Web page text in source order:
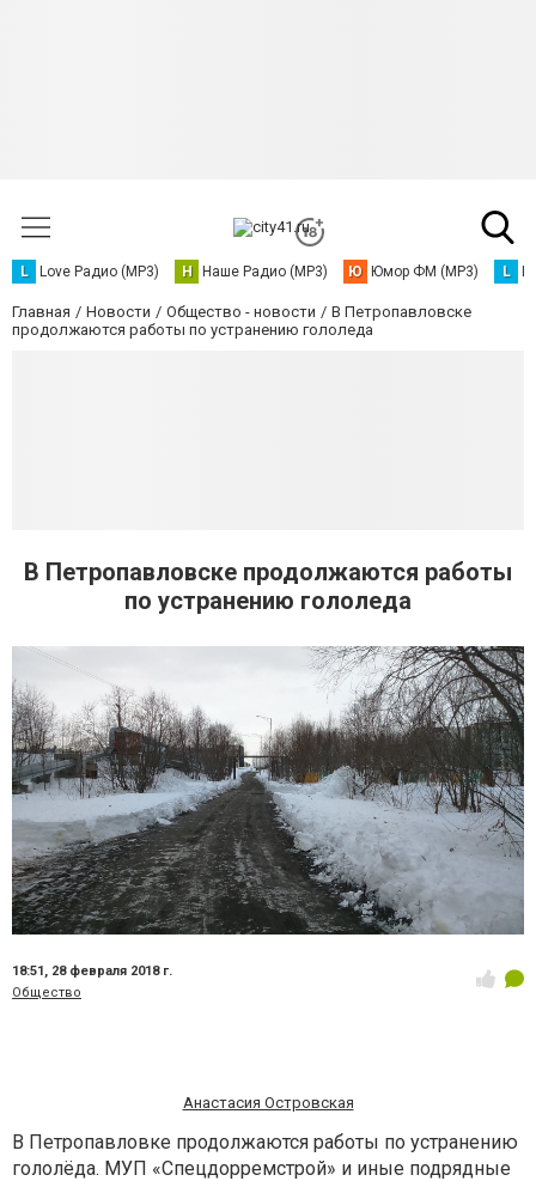
L Love Радио (MP3) Н Наше Радио (MP3) Ю Юмор ФМ (MP3) L
Главная Новости Общество - новости
В Петропавловске
продолжаются работы по устранению гололеда
В Петропавловске продолжаются работы
по устранению гололеда
18:51, 28 февраля 2018 г.
Общество
Анастасия Островская
В Петропавловке продолжаются работы по устранению
гололёда. МУП «Спецдорремстрой» и иные подрядные